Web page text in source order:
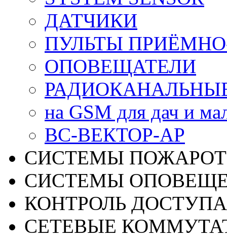
ДАТЧИКИ
ПУЛЬТЫ
ОПОВЕЩАТЕЛИ
на GSM для дач и
ВС-ВЕКТОР-АР
СИСТЕМЫ
СИСТЕМЫ
КОНТРОЛЬ ДОСТУПА
СЕТЕВЫЕ